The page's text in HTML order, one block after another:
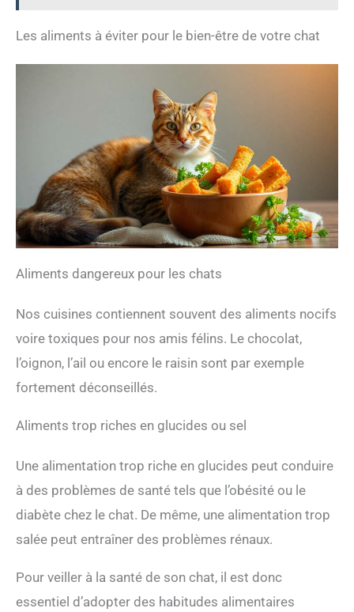
Les aliments à éviter pour le bien-être de votre chat
Aliments dangereux pour les chats
Nos cuisines contiennent souvent des aliments nocifs
voire toxiques pour nos amis félins. Le chocolat,
l’oignon, l’ail ou encore le raisin sont par exemple
fortement déconseillés.
Aliments trop riches en glucides ou sel
Une alimentation trop riche en glucides peut conduire
à des problèmes de santé tels que l’obésité ou le
diabète chez le chat. De même, une alimentation trop
salée peut entraîner des problèmes rénaux.
Pour veiller à la santé de son chat, il est donc
essentiel d’adopter des habitudes alimentaires